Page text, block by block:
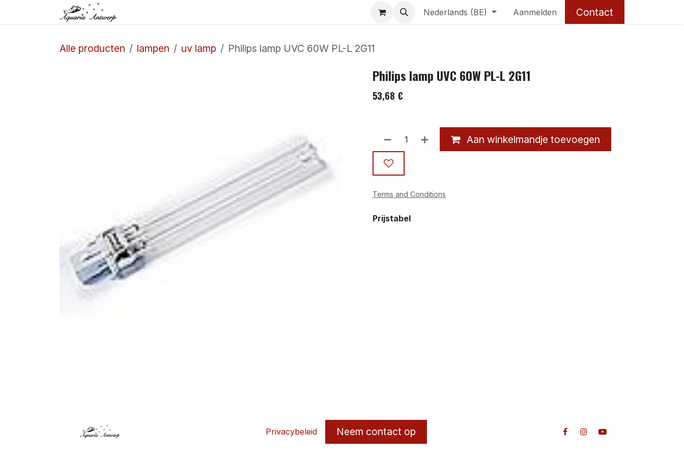
Overslaan naar inhoud Nederlands (BE) Aanmelden Contact
Alle producten lampen uv lamp Philips lamp UVC 60W PL-L 2G11
Philips lamp UVC 60W PL-L 2G11
53,68 €
Aan winkelmandje toevoegen
Terms and Conditions
Prijstabel
Privacybeleid Neem contact op